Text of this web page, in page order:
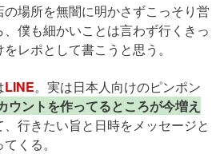
場所を無闇に明かさずこっそり営
僕も細かいことは言わず行くきっ
レポとして書こうと思う。
LINE。実は日本人向けのピンポン
ウントを作ってるところが今増え
、行きたい旨と日時をメッセージと
くる。